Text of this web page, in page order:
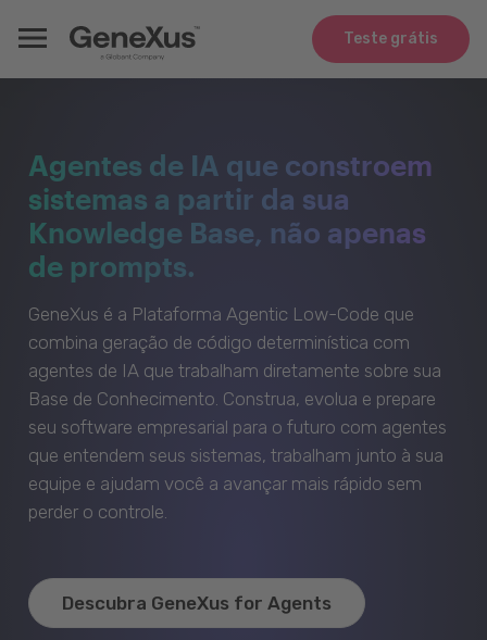
Teste grátis
Agentes de IA que constroem
sistemas a partir da sua
Knowledge Base, não apenas
de prompts.
GeneXus é a Plataforma Agentic Low-Code que
combina geração de código determinística com
agentes de IA que trabalham diretamente sobre sua
Base de Conhecimento. Construa, evolua e prepare
seu software empresarial para o futuro com agentes
que entendem seus sistemas, trabalham junto à sua
equipe e ajudam você a avançar mais rápido sem
perder o controle.
Descubra GeneXus for Agents